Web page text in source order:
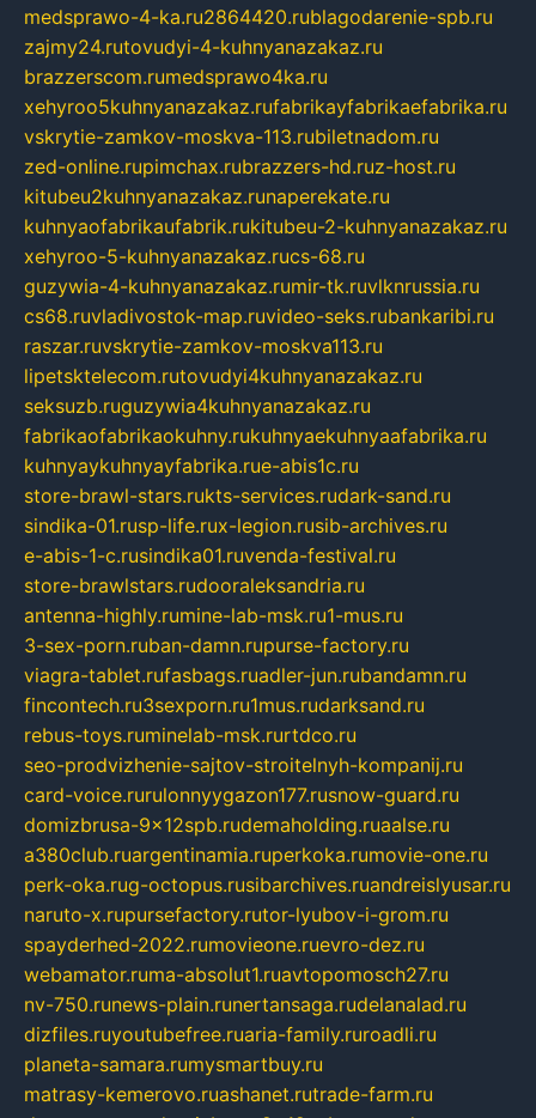
medsprawo-4-ka.ru2864420.rublagodarenie-spb.ru
zajmy24.rutovudyi-4-kuhnyanazakaz.ru
brazzerscom.rumedsprawo4ka.ru
xehyroo5kuhnyanazakaz.rufabrikayfabrikaefabrika.ru
vskrytie-zamkov-moskva-113.rubiletnadom.ru
zed-online.rupimchax.rubrazzers-hd.ruz-host.ru
kitubeu2kuhnyanazakaz.runaperekate.ru
kuhnyaofabrikaufabrik.rukitubeu-2-kuhnyanazakaz.ru
xehyroo-5-kuhnyanazakaz.rucs-68.ru
guzywia-4-kuhnyanazakaz.rumir-tk.ruvlknrussia.ru
cs68.ruvladivostok-map.ruvideo-seks.rubankaribi.ru
raszar.ruvskrytie-zamkov-moskva113.ru
lipetsktelecom.rutovudyi4kuhnyanazakaz.ru
seksuzb.ruguzywia4kuhnyanazakaz.ru
fabrikaofabrikaokuhny.rukuhnyaekuhnyaafabrika.ru
kuhnyaykuhnyayfabrika.rue-abis1c.ru
store-brawl-stars.rukts-services.rudark-sand.ru
sindika-01.rusp-life.rux-legion.rusib-archives.ru
e-abis-1-c.rusindika01.ruvenda-festival.ru
store-brawlstars.rudooraleksandria.ru
antenna-highly.rumine-lab-msk.ru1-mus.ru
3-sex-porn.ruban-damn.rupurse-factory.ru
viagra-tablet.rufasbags.ruadler-jun.rubandamn.ru
fincontech.ru3sexporn.ru1mus.rudarksand.ru
rebus-toys.ruminelab-msk.rurtdco.ru
seo-prodvizhenie-sajtov-stroitelnyh-kompanij.ru
card-voice.rurulonnyygazon177.rusnow-guard.ru
domizbrusa-9x12spb.rudemaholding.ruaalse.ru
a380club.ruargentinamia.ruperkoka.rumovie-one.ru
perk-oka.rug-octopus.rusibarchives.ruandreislyusar.ru
naruto-x.rupursefactory.rutor-lyubov-i-grom.ru
spayderhed-2022.rumovieone.ruevro-dez.ru
webamator.ruma-absolut1.ruavtopomosch27.ru
nv-750.runews-plain.runertansaga.rudelanalad.ru
dizfiles.ruyoutubefree.ruaria-family.ruroadli.ru
planeta-samara.rumysmartbuy.ru
matrasy-kemerovo.ruashanet.rutrade-farm.ru